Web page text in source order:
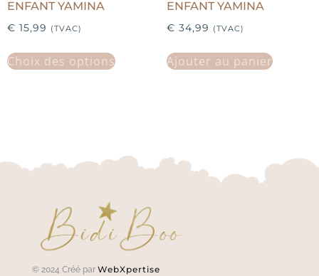
ENFANT YAMINA
€ 15,99 (TVAC)
Choix des options
ENFANT YAMINA
€ 34,99 (TVAC)
Ajouter au panier
© 2024 Créé par WebXpertise